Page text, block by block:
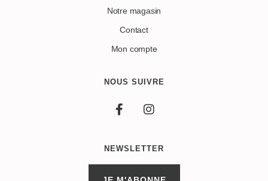
Notre magasin
Contact
Mon compte
NOUS SUIVRE
NEWSLETTER